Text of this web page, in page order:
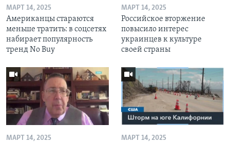
МАРТ 14, 2025
Американцы стараются
меньше тратить: в соцсетях
набирает популярность
тренд No Buy
МАРТ 14, 2025
Российское вторжение
повысило интерес
украинцев к культуре
своей страны
МАРТ 14, 2025 МАРТ 14, 2025